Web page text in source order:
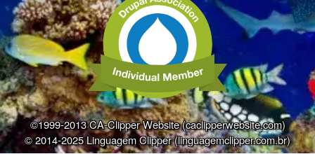
©1999-2013 CA-Clipper Website (caclipperwebsite.com)
© 2014-2025 Linguagem Clipper (linguagemclipper.com.br)